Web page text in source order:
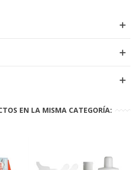
EN LA MISMA CATEGORÍA: